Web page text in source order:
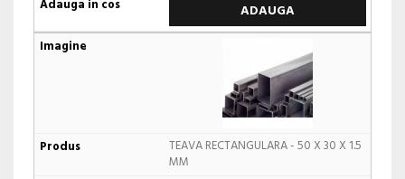
ADAUGA
TEAVA RECTANGULARA - 50 X 30 X 1.5
MM